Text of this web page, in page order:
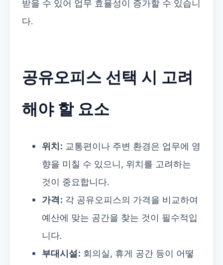
받을 수 있어 업무 효율성이 증가할 수 있습니
다.
공유오피스 선택 시 고려
해야 할 요소
위치: 교통편이나 주변 환경은 업무에 영
향을 미칠 수 있으니, 위치를 고려하는
것이 중요합니다.
가격: 각 공유오피스의 가격을 비교하여
예산에 맞는 공간을 찾는 것이 필수적입
니다.
부대시설: 회의실, 휴게 공간 등이 어떻